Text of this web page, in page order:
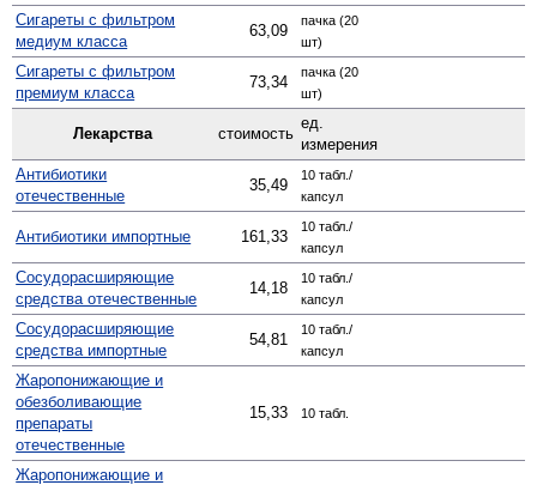
Сигареты с фильтром
медиум класса
63,09
пачка (20
шт)
Сигареты с фильтром
премиум класса
73,34
пачка (20
шт)
Лекарства стоимость
ед.
измерения
Антибиотики
отечественные
35,49
10 табл./
капсул
Антибиотики импортные 161,33
10 табл./
капсул
Сосудо­расширяющие
средства отечественные
14,18
10 табл./
капсул
Сосуд­орасширяющие
средства импортные
54,81
10 табл./
капсул
Жаро­понижающие и
обезболивающие
препараты
отечественные
15,33 10 табл.
Жаро­понижающие и